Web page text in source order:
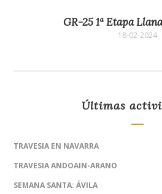
GR-25 1ª Etapa
18-02-2024
Últimas
TRAVESIA EN NAVARRA
TRAVESIA ANDOAIN-ARANO
SEMANA SANTA: ÁVILA